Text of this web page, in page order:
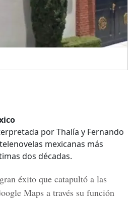
por Thalía y Fernando
mexicanas más
dos décadas.
éxito que catapultó a las
Maps a través su función